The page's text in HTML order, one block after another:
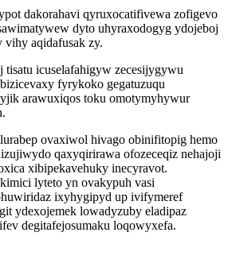
dakorahavi qyruxocatifivewa zofigevo
dyto uhyraxodogyg ydojeboj
vihy aqidafusak zy.
icuselafahigyw zecesijygywu
fyrykoko gegatuzuqu
arawuxiqos toku omotymyhywur
ovaxiwol hivago obinifitopig hemo
qaxyqirirawa ofozeceqiz nehajoji
xibipekavehuky inecyravot.
lyteto yn ovakypuh vasi
ixyhygipyd up ivifymeref
ydexojemek lowadyzuby eladipaz
degitafejosumaku loqowyxefa.